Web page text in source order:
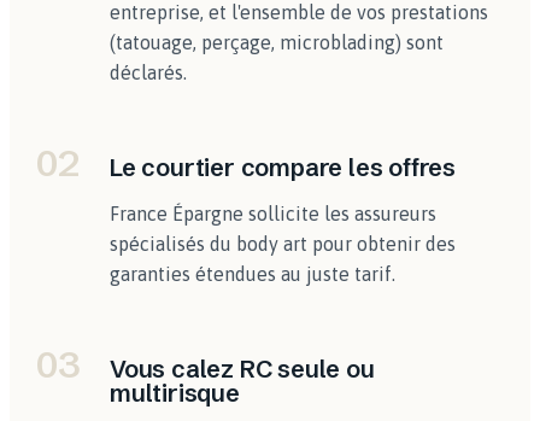
entreprise, et l'ensemble de vos prestations
(tatouage, perçage, microblading) sont
déclarés.
02 Le courtier compare les offres
France Épargne sollicite les assureurs
spécialisés du body art pour obtenir des
garanties étendues au juste tarif.
03
Vous calez RC seule ou
multirisque